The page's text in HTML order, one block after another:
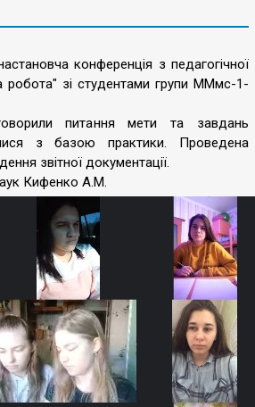
конференція з педагогічної
робота" зі студентами групи ММмс-1-
питання мети та завдань
з базою практики. Проведена
звітної документації.
Кифенко А.М.